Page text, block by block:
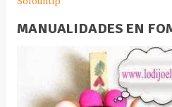
MANUALIDADES EN